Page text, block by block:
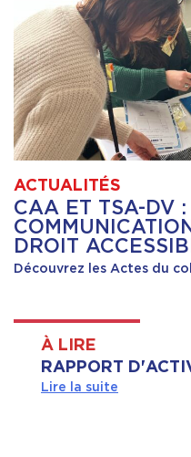
ACTUALITÉS
CAA ET TSA-DV
DROIT
Découvrez les Actes du
À LIRE
RAPPORT
Lire la suite